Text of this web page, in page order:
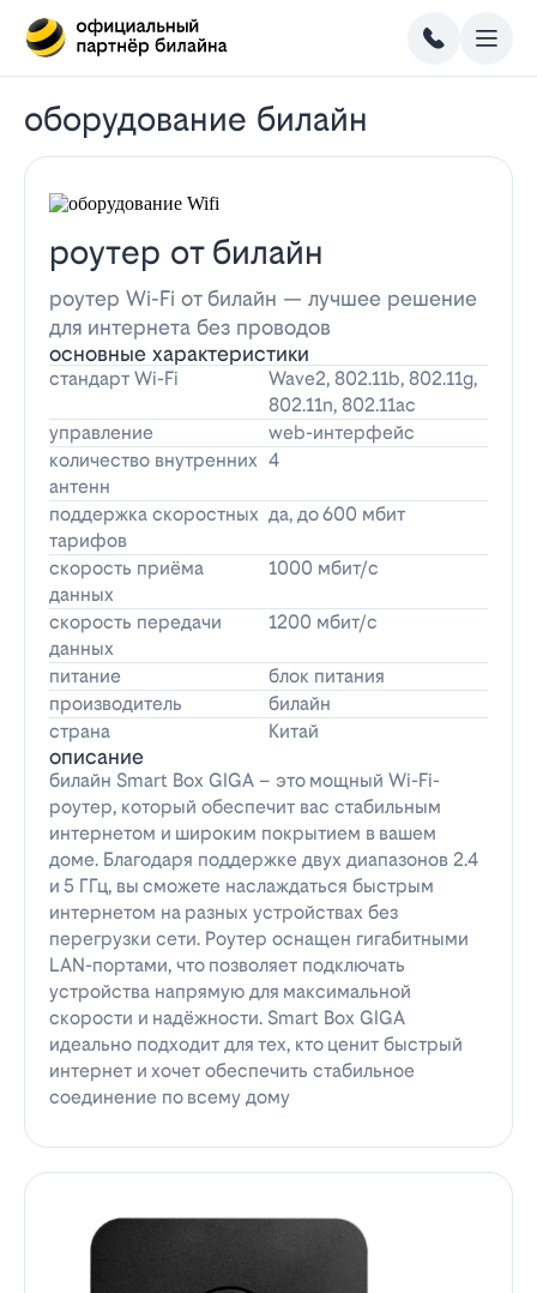
оборудование билайн
роутер от билайн
роутер Wi-Fi от билайн — лучшее решение
для интернета без проводов
основные характеристики
стандарт Wi-Fi
Wave2, 802.11b, 802.11g,
802.11n, 802.11ac
управление
web-интерфейс
количество внутренних
антенн
4
поддержка скоростных
тарифов
да, до 600 мбит
скорость приёма
данных
1000 мбит/с
скорость передачи
данных
1200 мбит/с
питание
блок питания
производитель
билайн
страна
Китай
описание
билайн Smart Box GIGA – это мощный Wi-Fi-
роутер, который обеспечит вас стабильным
интернетом и широким покрытием в вашем
доме. Благодаря поддержке двух диапазонов 2.4
и 5 ГГц, вы сможете наслаждаться быстрым
интернетом на разных устройствах без
перегрузки сети. Роутер оснащен гигабитными
LAN-портами, что позволяет подключать
устройства напрямую для максимальной
скорости и надёжности. Smart Box GIGA
идеально подходит для тех, кто ценит быстрый
интернет и хочет обеспечить стабильное
соединение по всему дому